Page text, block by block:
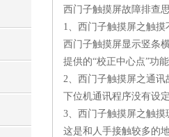
西门子触摸屏故障排查
1、西门子触摸屏之触摸
西门子触摸屏显示竖条
提供的“校正中心点”功
2、西门子触摸屏之通讯
下位机通讯程序没有设
3、西门子触摸屏之触摸
这是和人手接触较多的